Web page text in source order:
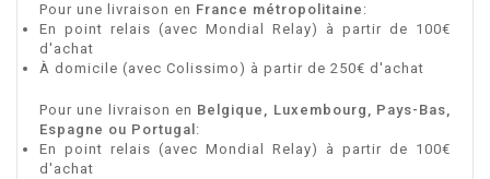
Pour une livraison en France métropolitaine :
En point relais (avec Mondial Relay) à partir de 100€
d'achat
À domicile (avec Colissimo) à partir de 250€ d'achat
Pour une livraison en Belgique, Luxembourg, Pays-Bas,
Espagne ou Portugal :
En point relais (avec Mondial Relay) à partir de 100€
d'achat